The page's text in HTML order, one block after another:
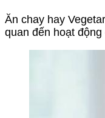
Ăn chay hay
quan đến hoạt